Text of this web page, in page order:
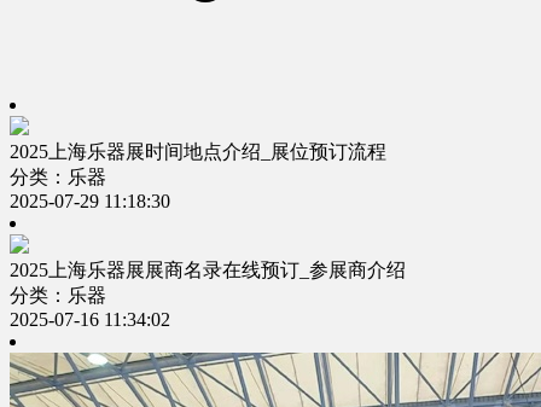
2025上海乐器展时间地点介绍_展位预订流程
分类：乐器
2025-07-29 11:18:30
2025上海乐器展展商名录在线预订_参展商介绍
分类：乐器
2025-07-16 11:34:02